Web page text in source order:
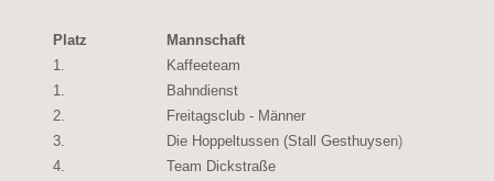
Platz
Mannschaft
1.
Kaffeeteam
1.
Bahndienst
2.
Freitagsclub - Männer
3.
Die Hoppeltussen (Stall Gesthuysen)
4.
Team Dickstraße